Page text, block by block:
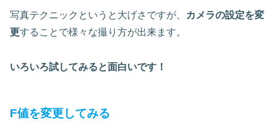
写真テクニックというと大げさですが、
カメラの設定を変
更することで様々な撮り方が出来ます。
いろいろ試してみると面白いです！
F値を変更してみる